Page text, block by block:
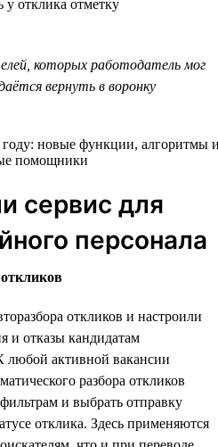
отклика отметку
которых работодатель мог
вернуть в воронку
сервис для
персонала
откликов и настроили
и отказы кандидатам
любой активной вакансии
разбора откликов
и выбрать отправку
отклика. Здесь применяются